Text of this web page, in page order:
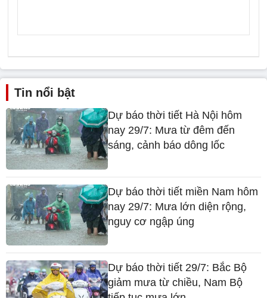
Tin nổi bật
Dự báo thời tiết Hà Nội hôm
nay 29/7: Mưa từ đêm đến
sáng, cảnh báo dông lốc
Dự báo thời tiết miền Nam hôm
nay 29/7: Mưa lớn diện rộng,
nguy cơ ngập úng
Dự báo thời tiết 29/7: Bắc Bộ
giảm mưa từ chiều, Nam Bộ